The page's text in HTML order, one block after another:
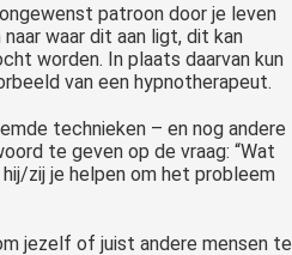
patroon door je leven
waar dit aan ligt, dit kan
worden. In plaats daarvan kun
van een hypnotherapeut.
technieken – en nog andere
te geven op de vraag: “Wat
zij je helpen om het probleem
jezelf of juist andere mensen te